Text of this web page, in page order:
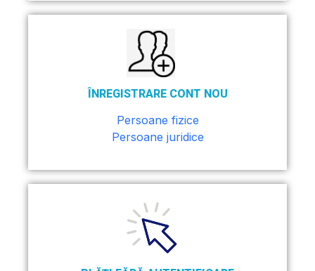
ÎNREGISTRARE CONT NOU
Persoane fizice
Persoane juridice